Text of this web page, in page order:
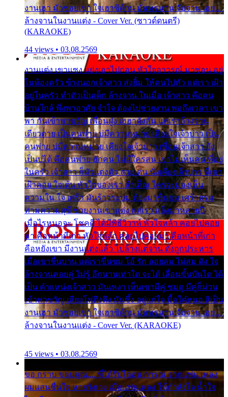
งานเฮา มัวซอยเขา ใจเฮาซิด้าน มันทรมาน จับจาน เอย…
ล้างจานในงานแต่ง - Cover Ver. (ซาวด์ดนตรี)
(KARAOKE)
44 views • 03.08.2569
งานแต่ง เขาแซง แย่งเอาไปก่อน หัวใจอาวรณ์ มาซ่อน อยู่
ในห้องครัว ข้างนอกเจ้าสาว ส่งยิ้ม ให้คนไปทั่ว แต่เรา เฝ้า
อยู่ในครัว ทำตัวเป็นเด็ก ล้างจาน ในเมื่อ เจ้าสาว คือคน
บ้านใกล้ พึ่งพาอาศัย จำใจ ต้องไปช่วยงาน พอถึงเวลา เขา
พา กันเข้าพาขวัญ เพื่อนฝูง เฮฮาดังลั่น แต่เราล้างจาน
เดียวดาย เป็นคนพ่าย บ่มีความหมาย เคียงใจเจ้าบ่าว เป็น
คนพ่าย บ่มีความหมาย เคียงใจเจ้าบ่าว เพื่อนเจ้าสาว ยัง
เป็นบ่ได้ คือคนพ่าย ฮักคน ไม่มีใครสน เขาไม่เห็นคน ที่อยู่
ในครัว เจ้าสาว ก็มัวแต่งตัว สวยเด่น นั่งเคียงเจ้าบ่าว ที่เขา
เฝ้าคอย ใจเต้น หัวใจของเรา ลำเค็ญ ใครจะมองเห็น
ความใน ใจ เศร้า มันร้าวระบม ต้องมาขื่นขม เศร้าตรม
ท่ามความสุขี ช่วยงานเขาแต่ง แต่เรา แล้งมาหลายปี
เมื่อไรหนอจะ โชคดี ได้มีพิธีวิวาห์ หัวใจหล้า คอยไปคอย
มา คือหน้าที่เก่า หัวใจหล้า คอยไปคอยมา คือหน้าที่เก่า
คือหยังเขา มีงานแต่งแล้ว ไปล้างแต่จาน ดั่งถูกประหาร
เมื่อเขาชื่นบาน แต่เราขื่นขม โอ้ รัก ลอยลม ไม่สม ดัง ใจ
ล้างจานคอยคู่ ไม่รู้ อีกนานเท่าใด จะได้ เลื่อนขั้นบันได ได้
เป็น ตำแหน่งเจ้าสาว มันเหงา เห็นเขามีคู่ ซมดู มีคู่ก็ม่วน
เข้าพาขวัญ เสียงโห่ตึงตึง มันซึ้ง อยู่แก่ใจ มื้อใด๋หนอ สิเป็น
งานเฮา มัวซอยเขา ใจเฮาซิด้าน มันทรมาน จับจาน เอย…
ล้างจานในงานแต่ง - Cover Ver. (KARAOKE)
45 views • 03.08.2569
ขอ กราบ ขอบคุณ.... ที่ได้รับไออุ่น การุณ จากแฟน เพลง
ผมแสนชื่นใจ หายวังเวง เมื่อแฟนเพลง ให้กำลังใจ น้ำใจ